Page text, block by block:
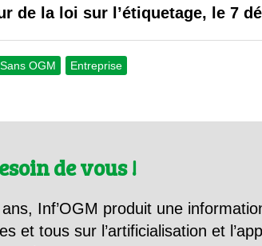
de la loi sur l’étiquetage, le 7
Sans OGM Entreprise
de vous !
Inf’OGM produit une
et tous sur l’artificialisation et